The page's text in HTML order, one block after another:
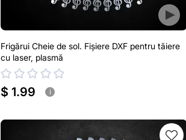
Frigărui Cheie de sol. Fișiere DXF pentru tăiere
cu laser, plasmă
$ 1.99 i